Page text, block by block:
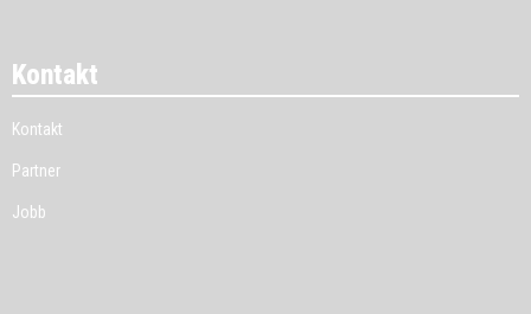
Kontakt
Kontakt
Partner
Jobb